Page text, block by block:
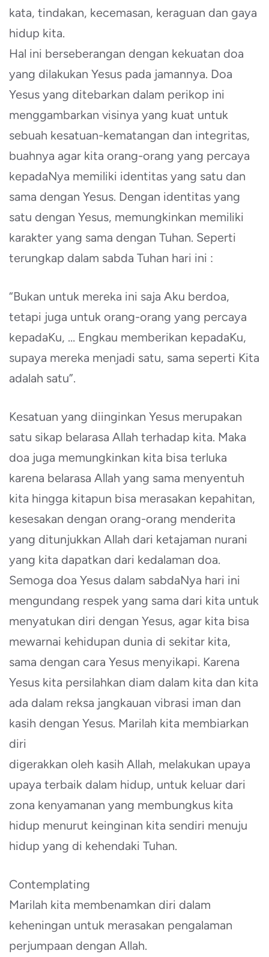
kata, tindakan, kecemasan, keraguan dan gaya
hidup kita.
Hal ini berseberangan dengan kekuatan doa
yang dilakukan Yesus pada jamannya. Doa
Yesus yang ditebarkan dalam perikop ini
menggambarkan visinya yang kuat untuk
sebuah kesatuan-kematangan dan integritas,
buahnya agar kita orang-orang yang percaya
kepadaNya memiliki identitas yang satu dan
sama dengan Yesus. Dengan identitas yang
satu dengan Yesus, memungkinkan memiliki
karakter yang sama dengan Tuhan. Seperti
terungkap dalam sabda Tuhan hari ini :
“Bukan untuk mereka ini saja Aku berdoa,
tetapi juga untuk orang-orang yang percaya
kepadaKu, … Engkau memberikan kepadaKu,
supaya mereka menjadi satu, sama seperti Kita
adalah satu”.
Kesatuan yang diinginkan Yesus merupakan
satu sikap belarasa Allah terhadap kita. Maka
doa juga memungkinkan kita bisa terluka
karena belarasa Allah yang sama menyentuh
kita hingga kitapun bisa merasakan kepahitan,
kesesakan dengan orang-orang menderita
yang ditunjukkan Allah dari ketajaman nurani
yang kita dapatkan dari kedalaman doa.
Semoga doa Yesus dalam sabdaNya hari ini
mengundang respek yang sama dari kita untuk
menyatukan diri dengan Yesus, agar kita bisa
mewarnai kehidupan dunia di sekitar kita,
sama dengan cara Yesus menyikapi. Karena
Yesus kita persilahkan diam dalam kita dan kita
ada dalam reksa jangkauan vibrasi iman dan
kasih dengan Yesus. Marilah kita membiarkan
diri
digerakkan oleh kasih Allah, melakukan upaya
upaya terbaik dalam hidup, untuk keluar dari
zona kenyamanan yang membungkus kita
hidup menurut keinginan kita sendiri menuju
hidup yang di kehendaki Tuhan.
Contemplating
Marilah kita membenamkan diri dalam
keheningan untuk merasakan pengalaman
perjumpaan dengan Allah.